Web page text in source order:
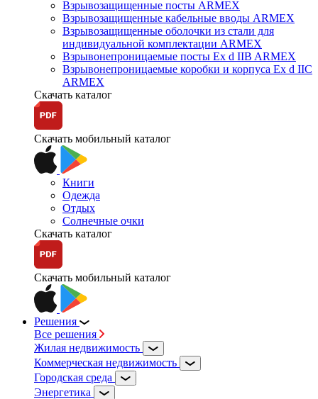
Взрывозащищенные посты ARMEX
Взрывозащищенные кабельные вводы ARMEX
Взрывозащищенные оболочки из стали для
индивидуальной комплектации ARMEX
Взрывонепроницаемые посты Ex d IIB ARMEX
Взрывонепроницаемые коробки и корпуса Ex d IIС
ARMEX
Скачать каталог
Скачать мобильный каталог
Книги
Одежда
Отдых
Солнечные очки
Скачать каталог
Скачать мобильный каталог
Решения
Все решения
Жилая недвижимость
Коммерческая недвижимость
Городская среда
Энергетика